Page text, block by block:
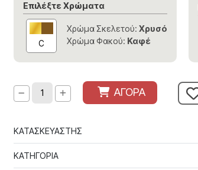
Επιλέξτε Χρώματα
C
Χρώμα Σκελετού: Χρυσό
Χρώμα Φακού: Καφέ
ΑΓΟΡΑ
ΚΑΤΑΣΚΕΥΑΣΤΗΣ
ΚΑΤΗΓΟΡΙΑ